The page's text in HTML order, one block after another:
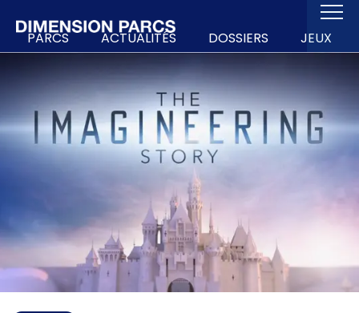
PARCS ACTUALITÉS DOSSIERS JEUX